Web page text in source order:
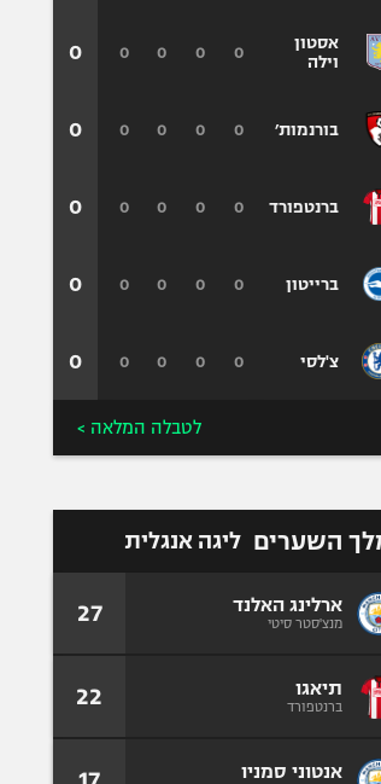
אסטון
וילה
בורנמות׳
ברנטפורד
ברייטון
צ'לסי
0
0
0
0
0
0
0
0
0
0
0
0
0
0
0
0
0
0
0
0
0
0
0
0
0
לטבלה המלאה >
השערים ליגה אנגלית
ארלינג האלנד
מנצ'סטר סיטי 27
תיאגו
ברנטפורד 22
אנטוני סמניו